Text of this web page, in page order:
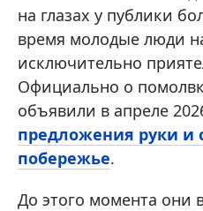
на глазах у публики
время молодые люди
исключительно
Официально о
объявили в апреле
предложения руки и
побережье.
До этого момента они